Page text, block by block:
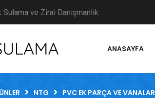
ve Zirai Danışmanlık
ANASAYFA
NTG PVC EK PARÇA VE VANALAR